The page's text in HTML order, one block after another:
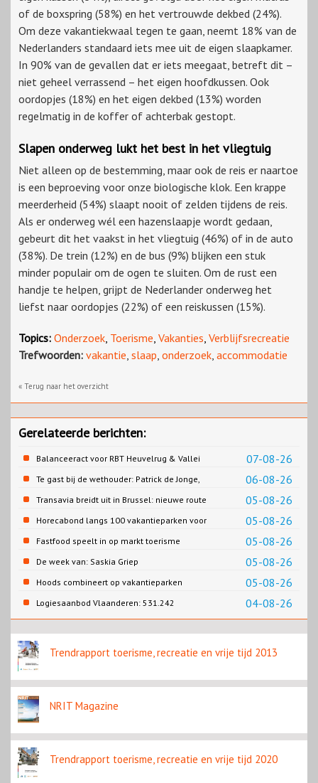
of de boxspring (58%) en het vertrouwde dekbed (24%).
Om deze vakantiekwaal tegen te gaan, neemt 18% van de
Nederlanders standaard iets mee uit de eigen slaapkamer.
In 90% van de gevallen dat er iets meegaat, betreft dit –
niet geheel verrassend – het eigen hoofdkussen. Ook
oordopjes (18%) en het eigen dekbed (13%) worden
regelmatig in de koffer of achterbak gestopt.
Slapen onderweg lukt het best in het vliegtuig
Niet alleen op de bestemming, maar ook de reis er naartoe
is een beproeving voor onze biologische klok. Een krappe
meerderheid (54%) slaapt nooit of zelden tijdens de reis.
Als er onderweg wél een hazenslaapje wordt gedaan,
gebeurt dit het vaakst in het vliegtuig (46%) of in de auto
(38%). De trein (12%) en de bus (9%) blijken een stuk
minder populair om de ogen te sluiten. Om de rust een
handje te helpen, grijpt de Nederlander onderweg het
liefst naar oordopjes (22%) of een reiskussen (15%).
Topics: Onderzoek, Toerisme, Vakanties, Verblijfsrecreatie
Trefwoorden: vakantie, slaap, onderzoek, accommodatie
« Terug naar het overzicht
Gerelateerde berichten:
07-08-26
Balanceeract voor RBT Heuvelrug & Vallei
06-08-26
Te gast bij de wethouder: Patrick de Jonge,
Gemeente Emmen
05-08-26
Transavia breidt uit in Brussel: nieuwe route
naar Porto
05-08-26
Horecabond langs 100 vakantieparken voor
Cao-recreatie
05-08-26
Fastfood speelt in op markt toerisme
05-08-26
De week van: Saskia Griep
05-08-26
Hoods combineert op vakantieparken
recreatie en wonen
04-08-26
Logiesaanbod Vlaanderen: 531.242
slaapplaatsen
Trendrapport toerisme, recreatie en vrije tijd 2013
NRIT Magazine
Trendrapport toerisme, recreatie en vrije tijd 2020